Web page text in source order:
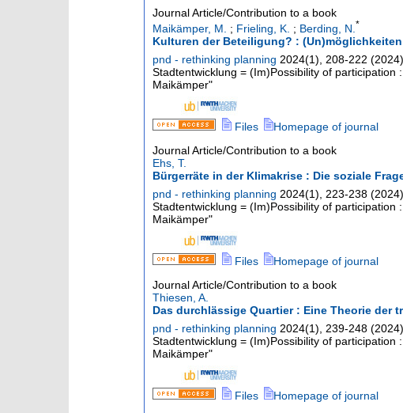
Journal Article/Contribution to a book
Maikämper, M.
; Frieling, K. ; Berding, N. *
Kulturen der Beteiligung? :
pnd - rethinking planning 2024(1), 208-222 (2024)
Stadtentwicklung = (Im)Possibility of
Maikämper"
Files Homepage of journal
Journal Article/Contribution to a book
Ehs, T.
Bürgerräte in der Klimakrise : Die soziale
pnd - rethinking planning 2024(1), 223-238 (2024)
Stadtentwicklung = (Im)Possibility of
Maikämper"
Files Homepage of journal
Journal Article/Contribution to a book
Thiesen, A.
Das durchlässige Quartier : Eine Theorie der
pnd - rethinking planning 2024(1), 239-248 (2024)
Stadtentwicklung = (Im)Possibility of
Maikämper"
Files Homepage of journal